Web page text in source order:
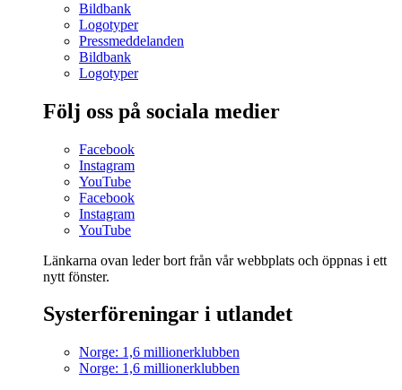
Bildbank
Logotyper
Pressmeddelanden
Bildbank
Logotyper
Följ oss på sociala medier
Facebook
Instagram
YouTube
Facebook
Instagram
YouTube
Länkarna ovan leder bort från vår webbplats och öppnas i ett
nytt fönster.
Systerföreningar i utlandet
Norge: 1,6 millionerklubben
Norge: 1,6 millionerklubben